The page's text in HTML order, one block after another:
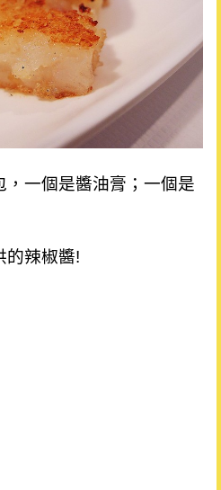
，一個是醬油膏；一個是
的辣椒醬!